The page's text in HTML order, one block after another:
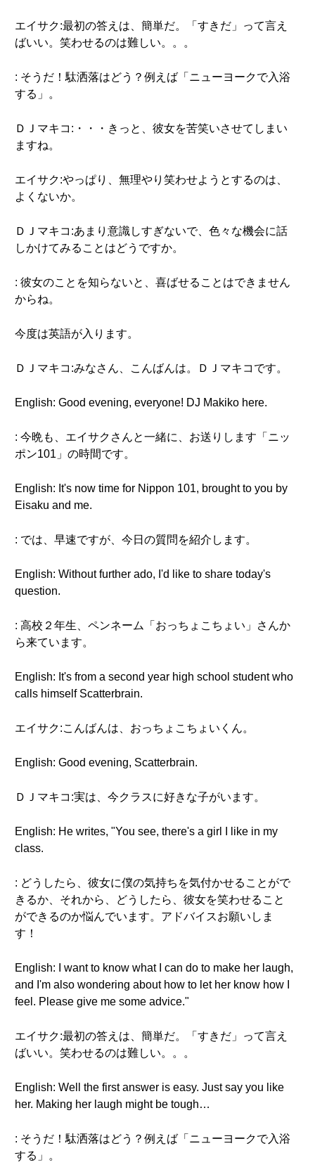
エイサク:最初の答えは、簡単だ。「すきだ」って言え
ばいい。笑わせるのは難しい。。。
: そうだ！駄洒落はどう？例えば「ニューヨークで入浴
する」。
ＤＪマキコ:・・・きっと、彼女を苦笑いさせてしまい
ますね。
エイサク:やっぱり、無理やり笑わせようとするのは、
よくないか。
ＤＪマキコ:あまり意識しすぎないで、色々な機会に話
しかけてみることはどうですか。
: 彼女のことを知らないと、喜ばせることはできません
からね。
今度は英語が入ります。
ＤＪマキコ:みなさん、こんばんは。ＤＪマキコです。
English: Good evening, everyone! DJ Makiko here.
: 今晩も、エイサクさんと一緒に、お送りします「ニッ
ポン101」の時間です。
English: It's now time for Nippon 101, brought to you by
Eisaku and me.
: では、早速ですが、今日の質問を紹介します。
English: Without further ado, I'd like to share today's
question.
: 高校２年生、ペンネーム「おっちょこちょい」さんか
ら来ています。
English: It's from a second year high school student who
calls himself Scatterbrain.
エイサク:こんばんは、おっちょこちょいくん。
English: Good evening, Scatterbrain.
ＤＪマキコ:実は、今クラスに好きな子がいます。
English: He writes, "You see, there's a girl I like in my
class.
: どうしたら、彼女に僕の気持ちを気付かせることがで
きるか、それから、どうしたら、彼女を笑わせること
ができるのか悩んでいます。アドバイスお願いしま
す！
English: I want to know what I can do to make her laugh,
and I'm also wondering about how to let her know how I
feel. Please give me some advice."
エイサク:最初の答えは、簡単だ。「すきだ」って言え
ばいい。笑わせるのは難しい。。。
English: Well the first answer is easy. Just say you like
her. Making her laugh might be tough…
: そうだ！駄洒落はどう？例えば「ニューヨークで入浴
する」。